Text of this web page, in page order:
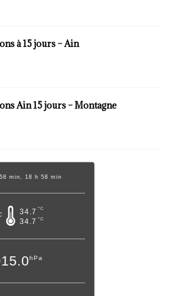
à 15 jours – Ain
Ain 15 jours – Montagne
min, 18 h 58 min
34.7 °C
34.7 °C
hPa